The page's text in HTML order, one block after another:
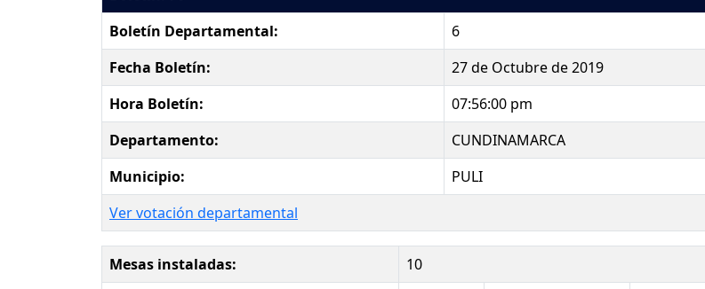
Boletín Departamental:
6
Fecha Boletín:
27 de Octubre de 2019
Hora Boletín:
07:56:00 pm
Departamento:
CUNDINAMARCA
Municipio:
PULI
Ver votación departamental
Mesas instaladas:
10